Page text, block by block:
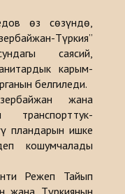
өз сөзүндө,
Түркия”
саясий,
карым-
белгиледи.
жана
пландарын ишке
кошумчалады
Режеп Тайып